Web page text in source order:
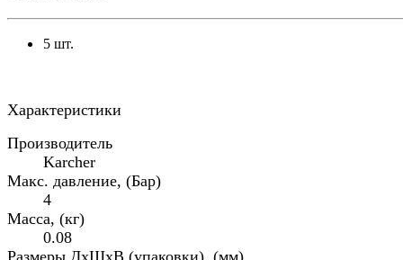
5 шт.
Характеристики
Производитель
Karcher
Макс. давление, (Бар)
4
Масса, (кг)
0.08
Размеры ДхШхВ (упаковки), (мм)